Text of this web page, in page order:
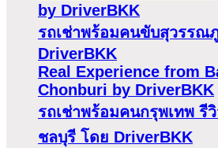
by DriverBKK
รถเช่าพร้อมคนขับสุวรรณ
DriverBKK
Real Experience from
Chonburi by DriverBKK
รถเช่าพร้อมคนกรุพเทพ รี
ชลบุรี โดย DriverBKK